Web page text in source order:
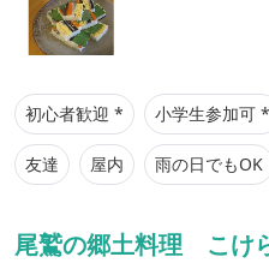
初心者歓迎 * 小学生参加可 *
友達 屋内 雨の日でもOK
尾鷲の郷土料理 こけ